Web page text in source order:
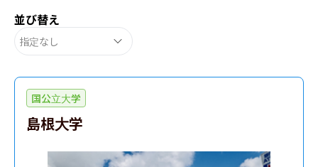
並び替え
指定なし
国公立大学
島根大学